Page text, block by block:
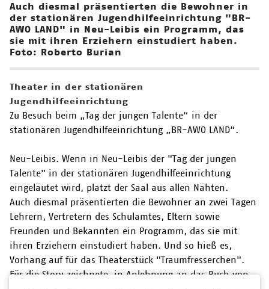
Auch diesmal präsentierten die Bewohner in
der stationären Jugendhilfeeinrichtung "BR-
AWO LAND" in Neu-Leibis ein Programm, das
sie mit ihren Erziehern einstudiert haben.
Foto: Roberto Burian
Theater in der stationären
Jugendhilfeeinrichtung
Zu Besuch beim „Tag der jungen Talente“ in der
stationären Jugendhilfeeinrichtung „BR-AWO LAND“.
Neu-Leibis. Wenn in Neu-Leibis der "Tag der jungen
Talente" in der stationären Jugendhilfeeinrichtung
eingeläutet wird, platzt der Saal aus allen Nähten.
Auch diesmal präsentierten die Bewohner an zwei Tagen
Lehrern, Vertretern des Schulamtes, Eltern sowie
Freunden und Bekannten ein Programm, das sie mit
ihren Erziehern einstudiert haben. Und so hieß es,
Vorhang auf für das Theaterstück "Traumfresserchen".
Für die Story zeichnete, in Anlehnung an das Buch von